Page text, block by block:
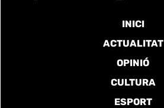
INICI
ACTUALITAT
OPINIÓ
CULTURA
ESPORT